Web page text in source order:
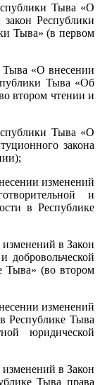
Тыва «О
Республики
Тыва» (в первом
Тыва «О внесении
Тыва «Об
втором чтении и
Тыва «О
закона
изменений
и
в Республике
в Закон
добровольческой
Тыва» (во втором
изменений
Республике Тыва
юридической
в Закон
Тыва права